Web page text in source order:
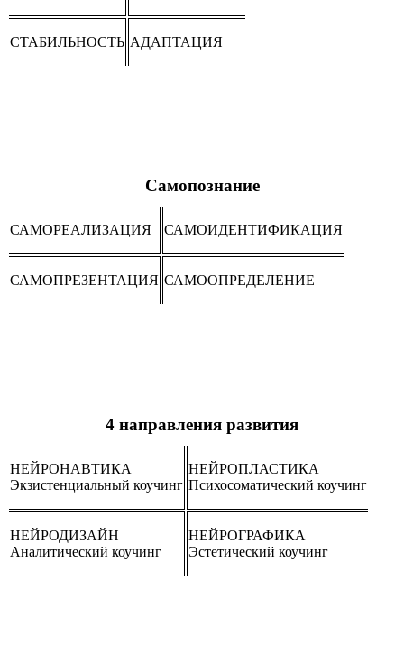
СТАБИЛЬНОСТЬ АДАПТАЦИЯ
Самопознание
САМОРЕАЛИЗАЦИЯ САМОИДЕНТИФИКАЦИЯ
САМОПРЕЗЕНТАЦИЯ САМООПРЕДЕЛЕНИЕ
4 направления развития
НЕЙРОНАВТИКА
Экзистенциальный коучинг
НЕЙРОПЛАСТИКА
Психосоматический коучинг
НЕЙРОДИЗАЙН
Аналитический коучинг
НЕЙРОГРАФИКА
Эстетический коучинг